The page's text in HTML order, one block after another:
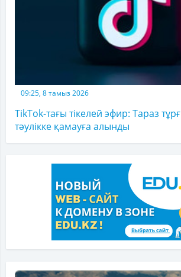
09:25, 8 тамыз 2026
TikTok-тағы тікелей эфир: Тараз
тәулікке қамауға алынды